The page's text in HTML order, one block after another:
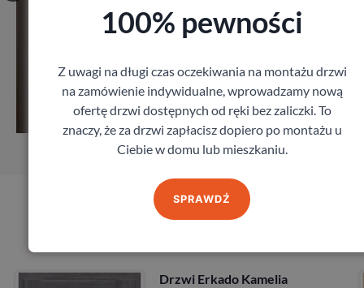
Zobacz
Zamów pomiar
Produkty marki Erkado
Drzwi Erkado Kamelia
100% pewności
Z uwagi na długi czas oczekiwania na montażu drzwi
na zamówienie indywidualne, wprowadzamy nową
ofertę drzwi dostępnych od ręki bez zaliczki. To
znaczy, że za drzwi zapłacisz dopiero po montażu u
Ciebie w domu lub mieszkaniu.
SPRAWDŹ